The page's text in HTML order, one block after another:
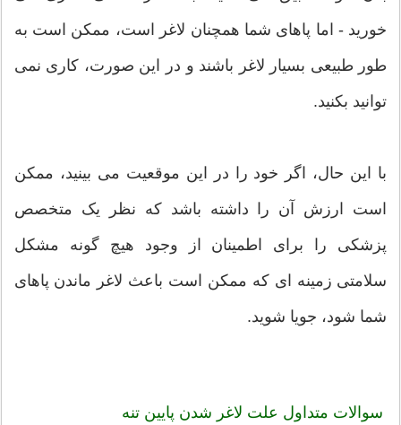
خورید - اما پاهای شما همچنان لاغر است، ممکن است به
طور طبیعی بسیار لاغر باشند و در این صورت، کاری نمی
توانید بکنید.
با این حال، اگر خود را در این موقعیت می بینید، ممکن
است ارزش آن را داشته باشد که نظر یک متخصص
پزشکی را برای اطمینان از وجود هیچ گونه مشکل
سلامتی زمینه ای که ممکن است باعث لاغر ماندن پاهای
شما شود، جویا شوید.
سوالات متداول علت لاغر شدن پایین تنه